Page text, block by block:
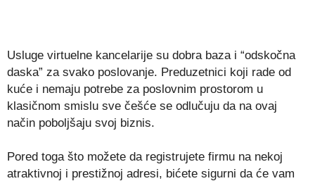
Usluge virtuelne kancelarije su dobra baza i “odskočna
daska” za svako poslovanje. Preduzetnici koji rade od
kuće i nemaju potrebe za poslovnim prostorom u
klasičnom smislu sve češće se odlučuju da na ovaj
način poboljšaju svoj biznis.
Pored toga što možete da registrujete firmu na nekoj
atraktivnoj i prestižnoj adresi, bićete sigurni da će vam